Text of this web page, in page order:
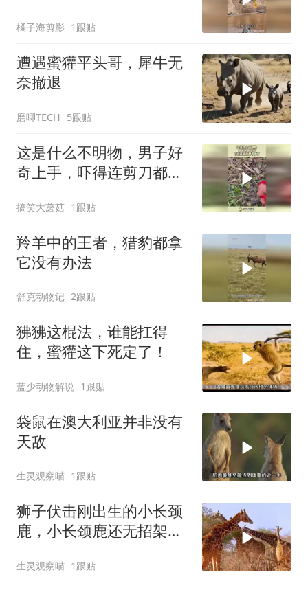
橘子海剪影 1跟贴
遭遇蜜獾平头哥，犀牛无
奈撤退
磨唧TECH 5跟贴
这是什么不明物，男子好
奇上手，吓得连剪刀都不
搞笑大蘑菇 1跟贴
羚羊中的王者，猎豹都拿
它没有办法
舒克动物记 2跟贴
狒狒这棍法，谁能扛得
住，蜜獾这下死定了！
蓝少动物解说 1跟贴
袋鼠在澳大利亚并非没有
天敌
生灵观察喵 1跟贴
狮子伏击刚出生的小长颈
鹿，小长颈鹿还无招架之
生灵观察喵 1跟贴